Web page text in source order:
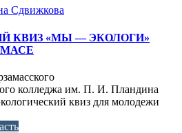
Сдвижкова
КВИЗ «МЫ — ЭКОЛОГИ»
колледжа им. П. И. Пландина
квиз для молодежи